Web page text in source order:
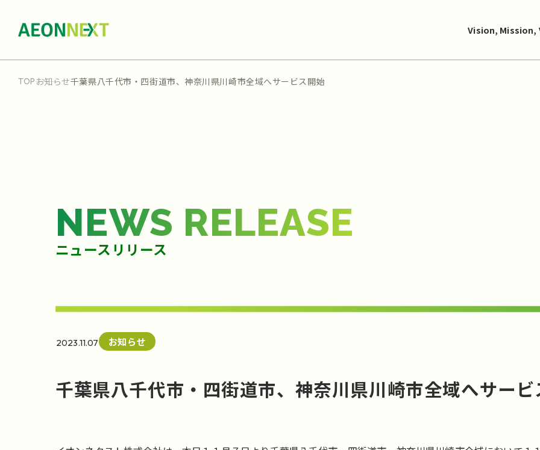
Vision, Mission,
NEWS RELEASE
ニュースリリース
TOPお知らせ千葉県八千代市・四街道市、神奈川県川崎市全域へサービス開始
2023.11.07 お知らせ
千葉県八千代市・四街道市、神奈川県川崎市全域へサー